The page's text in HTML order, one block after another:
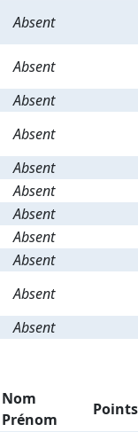
Absent
Absent
Absent
Absent
Absent
Absent
Absent
Absent
Absent
Absent
Absent
Nom
Prénom
Points